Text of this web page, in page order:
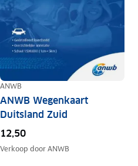
ANWB
ANWB Wegenkaart
Duitsland Zuid
12,50
Verkoop doorANWB